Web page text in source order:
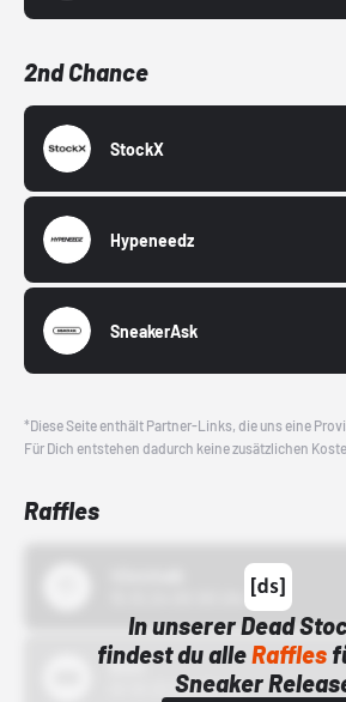
2nd Chance
StockX
Hypeneedz
SneakerAsk
*Diese Seite enthält Partner-Links, die uns eine
Für Dich entstehen dadurch keine zusätzlichen
Raffles
In unserer Dead
findest du alleRaffles
Sneaker
Bstn
01.10.22 00:00 Uhr